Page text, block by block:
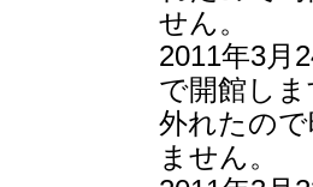
せん。
2011年3月
で開館し
外れたの
ません。